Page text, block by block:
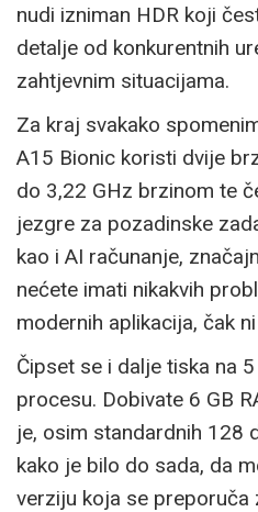
nudi izniman HDR koji
detalje od konkurentnih
zahtjevnim situacijama.
Za kraj svakako
A15 Bionic koristi dvije
do 3,22 GHz brzinom te
jezgre za pozadinske
kao i AI računanje,
nećete imati nikakvih
modernih aplikacija, čak
Čipset se i dalje tiska na
procesu. Dobivate 6 GB
je, osim standardnih 128
kako je bilo do sada, da
verziju koja se preporuča